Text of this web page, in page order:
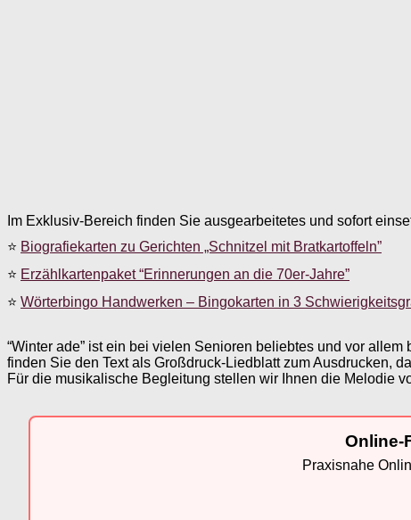
Im Exklusiv-Bereich finden Sie ausgearbeitetes und sofort
⭐ Biografiekarten zu Gerichten „Schnitzel mit Bratkartoffeln”
⭐ Erzählkartenpaket “Erinnerungen an die 70er-Jahre”
⭐ Wörterbingo Handwerken – Bingokarten in 3
“Winter ade” ist ein bei vielen Senioren beliebtes und vor allem
finden Sie den Text als Großdruck-Liedblatt zum Ausdrucken,
Für die musikalische Begleitung stellen wir Ihnen die Melodie
Online-
Praxisnahe